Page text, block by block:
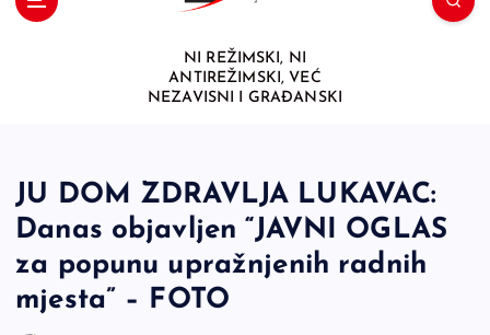
NI REŽIMSKI, NI
ANTIREŽIMSKI, VEĆ
NEZAVISNI I GRAĐANSKI
JU DOM ZDRAVLJA LUKAVAC:
Danas objavljen “JAVNI OGLAS
za popunu upražnjenih radnih
mjesta” – FOTO